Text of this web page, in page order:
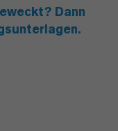
Dann